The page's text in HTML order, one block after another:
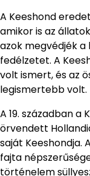
A Keeshond
amikor is az
azok megvédjék
fedélzetet. A
volt ismert, és az
legismertebb volt.
A 19. században a
örvendett
saját Keeshondja.
fajta
történelem